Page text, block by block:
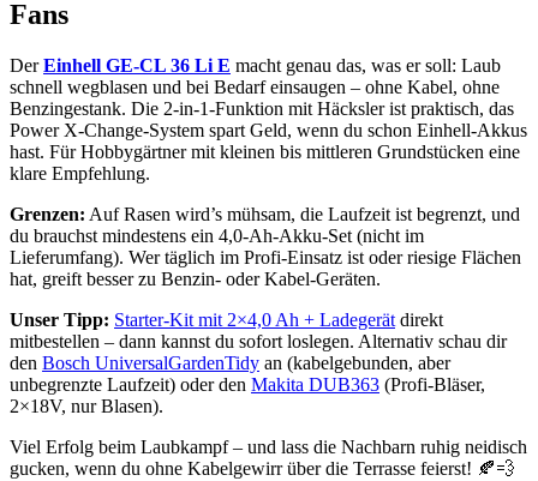
Fans
DerEinhell GE-CL 36 Li E macht genau das, was er soll: Laub
schnell wegblasen und bei Bedarf einsaugen – ohne Kabel, ohne
Benzingestank. Die 2-in-1-Funktion mit Häcksler ist praktisch, das
Power X-Change-System spart Geld, wenn du schon Einhell-Akkus
hast. Für Hobbygärtner mit kleinen bis mittleren Grundstücken eine
klare Empfehlung.
Grenzen: Auf Rasen wird’s mühsam, die Laufzeit ist begrenzt, und
du brauchst mindestens ein 4,0-Ah-Akku-Set (nicht im
Lieferumfang). Wer täglich im Profi-Einsatz ist oder riesige Flächen
hat, greift besser zu Benzin- oder Kabel-Geräten.
Unser Tipp: Starter-Kit mit 2×4,0 Ah + Ladegerät direkt
mitbestellen – dann kannst du sofort loslegen. Alternativ schau dir
den Bosch UniversalGardenTidy an (kabelgebunden, aber
unbegrenzte Laufzeit) oder den Makita DUB363 (Profi-Bläser,
2×18V, nur Blasen).
Viel Erfolg beim Laubkampf – und lass die Nachbarn ruhig neidisch
gucken, wenn du ohne Kabelgewirr über die Terrasse feierst! 🍂💨